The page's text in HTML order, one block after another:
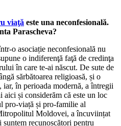
viaţă este una neconfesională.
Parascheva?
o asociație neconfesională nu
o indiferenţă faţă de credinţa
în care te-ai născut. De sute de
sărbătoarea religioasă, și o
în perioada modernă, a întregii
și considerăm că este un loc
pro-viață și pro-familie al
Moldovei, a încuviințat
recunoscători pentru